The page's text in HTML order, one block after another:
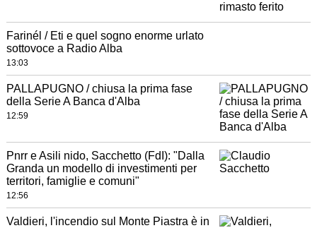
Farinél / Eti e quel sogno enorme urlato
sottovoce a Radio Alba
13:03
PALLAPUGNO / chiusa la prima fase
della Serie A Banca d'Alba
12:59
Pnrr e Asili nido, Sacchetto (FdI): "Dalla
Granda un modello di investimenti per
territori, famiglie e comuni"
12:56
Valdieri, l'incendio sul Monte Piastra è in